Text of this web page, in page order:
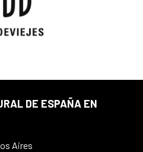
DE ESPAÑA EN
Aires